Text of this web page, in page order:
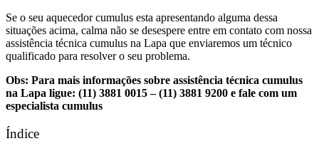
Se o seu aquecedor cumulus esta apresentando alguma dessa
situações acima, calma não se desespere entre em contato com nossa
assistência técnica cumulus na Lapa que enviaremos um técnico
qualificado para resolver o seu problema.
Obs: Para mais informações sobre assistência técnica cumulus
na Lapa ligue: (11) 3881 0015 – (11) 3881 9200 e fale com um
especialista cumulus
Índice